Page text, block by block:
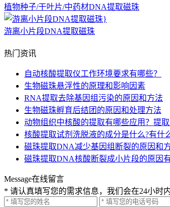
植物种子/干叶片/中药材DNA提取磁珠
游离小片段DNA提取磁珠
热门资讯
自动核酸提取仪工作环境要求有哪些？
生物磁珠悬浮性的原理和影响因素
RNA提取去除基因组污染的原因和方法
生物磁珠孵育后结团的原因和处理方法
动物组织中核酸的提取有哪些应用？提取
核酸提取试剂洗脱液的成分是什么?有什
磁珠提取DNA减少基因组断裂的原因和
磁珠提取DNA核酸断裂成小片段的原因有
Message在线留言
* 请认真填写您的需求信息，我们会在24小时